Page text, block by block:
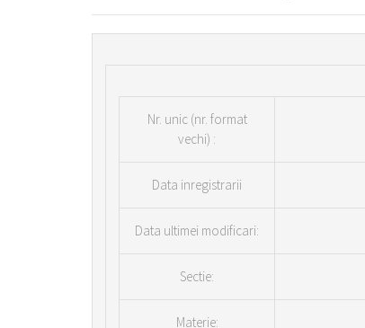
Nr. unic (nr. format
vechi) :
Data inregistrarii
Data ultimei modificari:
Sectie:
Materie: